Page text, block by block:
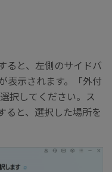
ると、左側のサイドバ
表示されます。「外付
択してください。ス
ると、選択した場所を